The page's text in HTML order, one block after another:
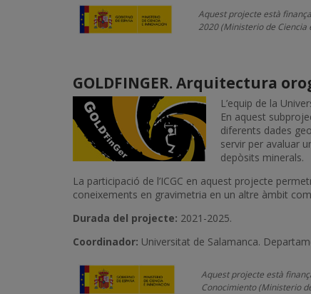
Aquest projecte està
2020 (Ministerio de Ciencia
GOLDFINGER. Arquitectura
L’equip de la
En aquest
diferents dades
servir per avaluar
depòsits minerals.
La participació de l’ICGC en aquest projecte
coneixements en gravimetria en un altre àmbit
Durada del projecte: 2021-2025.
Coordinador: Universitat de Salamanca.
Aquest projecte està
Conocimiento (Ministerio